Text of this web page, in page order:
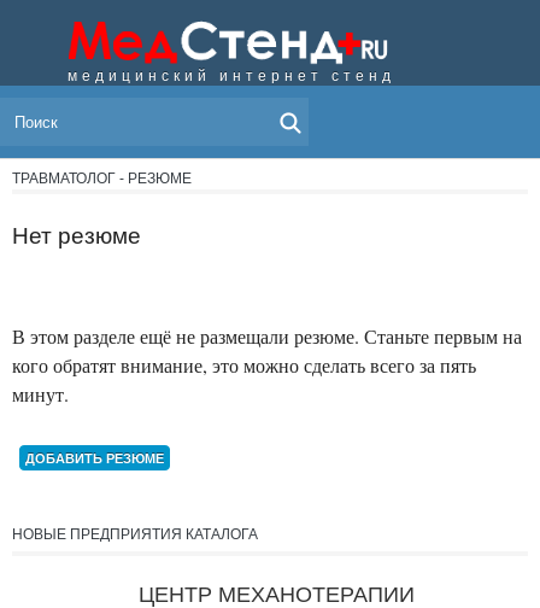
медицинский интернет стенд
ТРАВМАТОЛОГ - РЕЗЮМЕ
Нет резюме
В этом разделе ещё не размещали резюме. Станьте первым на
кого обратят внимание, это можно сделать всего за пять
минут.
ДОБАВИТЬ РЕЗЮМЕ
НОВЫЕ ПРЕДПРИЯТИЯ КАТАЛОГА
ЦЕНТР МЕХАНОТЕРАПИИ